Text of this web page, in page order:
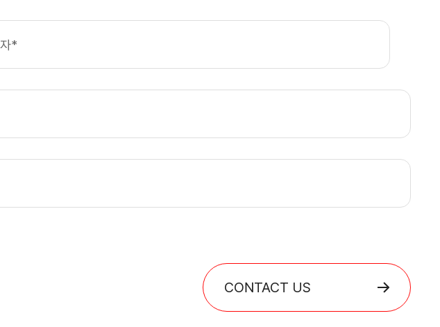
CONTACT US